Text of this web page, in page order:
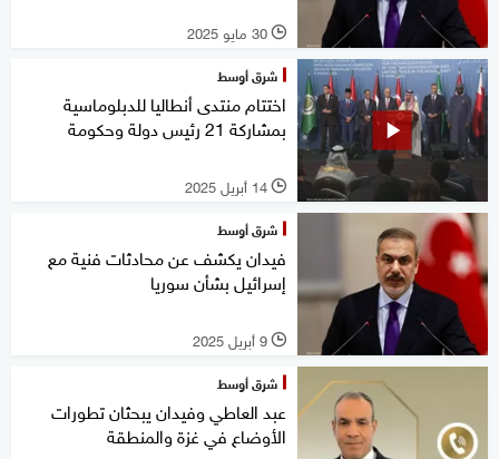
l 30 مايو 2025
شرق أوسط
اختتام منتدى أنطاليا للدبلوماسية
بمشاركة 21 رئيس دولة وحكومة
l 14 أبريل 2025
شرق أوسط
فيدان يكشف عن محادثات فنية مع
إسرائيل بشأن سوريا
l 9 أبريل 2025
شرق أوسط
عبد العاطي وفيدان يبحثان تطورات
الأوضاع في غزة والمنطقة